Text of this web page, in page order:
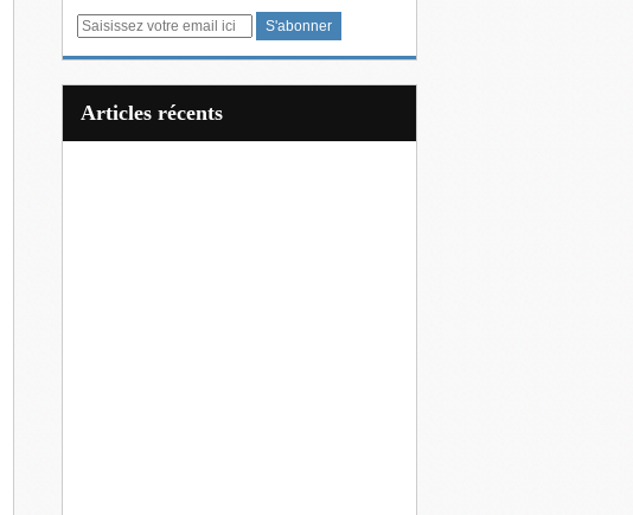
E
articles récents